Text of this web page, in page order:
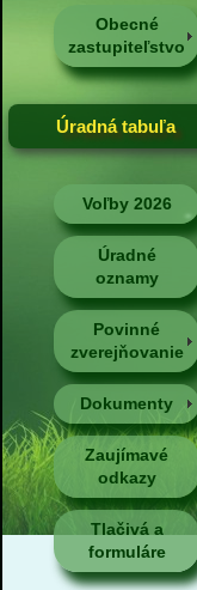
Obecné
zastupiteľstvo
Úradná tabuľa
Voľby 2026
Úradné
oznamy
Povinné
zverejňovanie
Dokumenty
Zaujímavé
odkazy
Tlačivá a
formuláre